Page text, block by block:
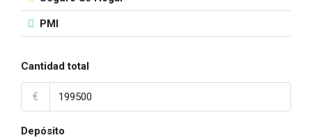
PMI
Cantidad total
€
Depósito